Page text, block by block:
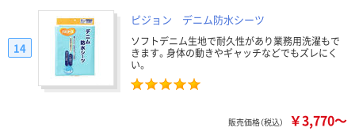
ピジョン デニム防水シーツ
ソフトデニム生地で耐久性があり業務用洗濯もで
きます。身体の動きやギャッチなどでもズレにく
い。
14
販売価格（税込） ￥3,770～